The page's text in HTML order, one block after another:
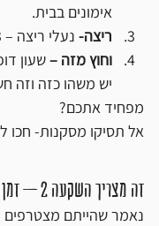
אימונים בבית.
ריצה- נעלי ריצה – 2-3 זוגות בשנה, כובע ריצה, מכנס וחולצה נודפי זיעה.
וחוץ מזה – שעון
יש משהו כזה וזה
מפחיד אתכם?
אל תסיקו מסקנות- חכו
זה מצריך השקעה 2 – זמן
נאמר שהייתם מצטרפים